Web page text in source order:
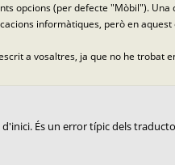
opcions (per defecte "Mòbil").
informàtiques, però en
a vosaltres, ja que no he trobat
d'inici. És un error típic dels